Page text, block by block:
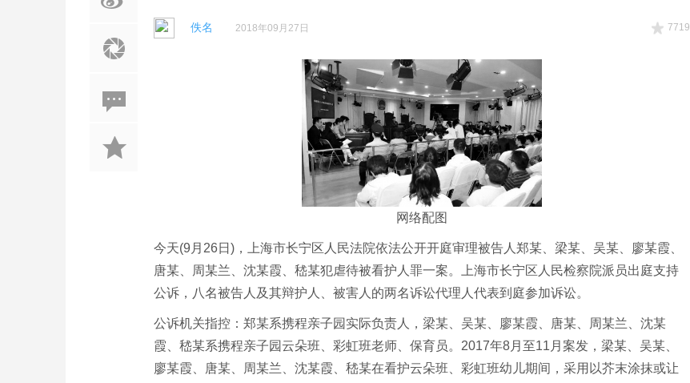
7719
佚名 2018年09月27日
网络配图
今天(9月26日)，上海市长宁区人民法院依法公开开庭审理被告人郑某、梁某、吴某、廖某霞、
唐某、周某兰、沈某霞、嵇某犯虐待被看护人罪一案。上海市长宁区人民检察院派员出庭支持
公诉，八名被告人及其辩护人、被害人的两名诉讼代理人代表到庭参加诉讼。
公诉机关指控：郑某系携程亲子园实际负责人，梁某、吴某、廖某霞、唐某、周某兰、沈某
霞、嵇某系携程亲子园云朵班、彩虹班老师、保育员。2017年8月至11月案发，梁某、吴某、
廖某霞、唐某、周某兰、沈某霞、嵇某在看护云朵班、彩虹班幼儿期间，采用以芥末涂抹或让